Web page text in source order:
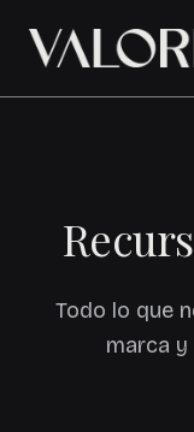
Todo lo que
marca